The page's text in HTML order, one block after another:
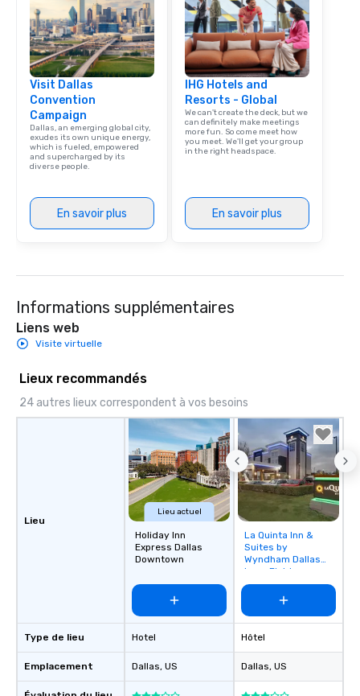
Visit Dallas
Convention
Campaign
Dallas, an emerging global city,
exudes its own unique energy,
which is fueled, empowered
and supercharged by its
diverse people.
En savoir plus
IHG Hotels and
Resorts - Global
We can't create the deck, but we
can definitely make meetings
more fun. So come meet how
you meet. We'll get your group
in the right headspace.
En savoir plus
Informations supplémentaires
Liens web
Visite virtuelle
Lieux recommandés
24 autres lieux correspondent à vos besoins
Lieu
Type de lieu
Emplacement
Lieu actuel
Holiday Inn
Express Dallas
Downtown
Hotel
Dallas, US
Removed from
favorites
La Quinta Inn &
Suites by
Wyndham Dallas
Love Field
Hôtel
Dallas, US